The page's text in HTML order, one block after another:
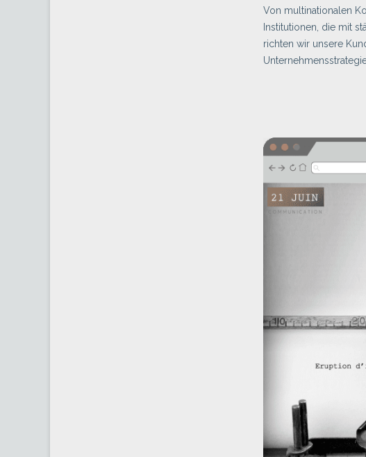
Von multinationalen
Institutionen, die mit
richten wir unsere